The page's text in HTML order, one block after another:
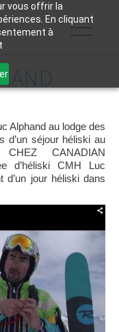
vous offrir la
En cliquant
à
Alphand au lodge des
d’un séjour héliski au
CANADIAN
d’héliski CMH Luc
d’un jour héliski dans